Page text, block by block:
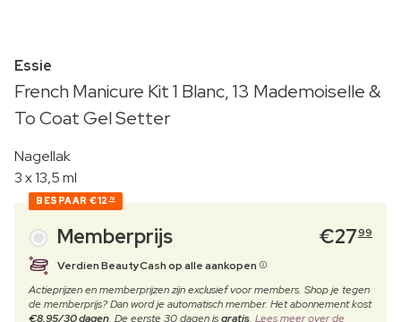
Essie
French Manicure Kit 1 Blanc, 13 Mademoiselle &
To Coat Gel Setter
Nagellak
3 x 13,5 ml
BESPAAR €12 70
Memberprijs €2799
Verdien BeautyCash op alle aankopen
Actieprijzen en memberprijzen zijn exclusief voor members. Shop je tegen
de memberprijs? Dan word je automatisch member. Het abonnement kost
€8,95/30 dagen. De eerste 30 dagen isgratis. Lees meer over de